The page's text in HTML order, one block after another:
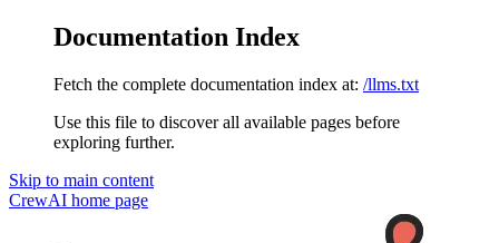
Documentation Index
Fetch the complete documentation index at: /llms.txt
Use this file to discover all available pages before
exploring further.
Skip to main content
CrewAI home page